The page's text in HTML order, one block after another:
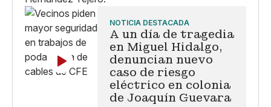
NOTICIA DESTACADA
A un día de tragedia
en Miguel Hidalgo,
denuncian nuevo
caso de riesgo
eléctrico en colonia
de Joaquín Guevara